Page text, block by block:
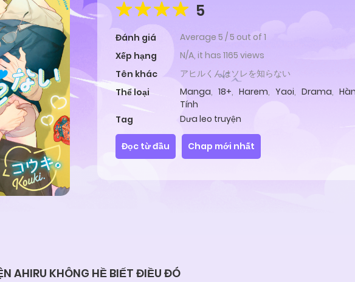
5
Đánh giá Average 5 /5 out of 1
Xếp hạng
N/A, it has 1165 views
Tên khác
アヒルくんはソレを知らない
Thể loại
Manga, 18+, Harem, Yaoi, Drama,
Tính
Tag
Dưa leo truyện
Đọc từ đầu Chap mới nhất
AHIRU KHÔNG HỀ BIẾT ĐIỀU ĐÓ